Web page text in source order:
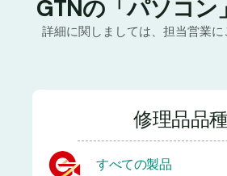
GTNの「パソコン
詳細に関しましては、担当営業に
修理品品種
すべての製品